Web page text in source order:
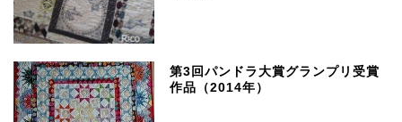
第3回パンドラ大賞グランプリ受賞
作品（2014年）